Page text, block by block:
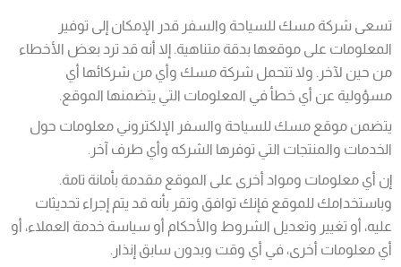
تسعى شركة مسك للسياحة والسفر قدر الإمكان إلى توفير
المعلومات على موقعها بدقة متناهية. إلا أنه قد ترد بعض الأخطاء
من حين لآخر. ولا تتحمل شركة مسك وأي من شركائها أي
مسؤولية عن أي خطأ في المعلومات التي يتضمنها الموقع.
يتضمن موقع مسك للسياحة والسفر الإلكتروني معلومات حول
الخدمات والمنتجات التي توفرها الشركه وأي طرف آخر.
إن أي معلومات ومواد أخرى على الموقع مقدمة بأمانة تامة.
وباستخدامك للموقع فإنك توافق وتقر بأنه قد يتم إجراء تحديثات
عليه، أو تغيير وتعديل الشروط والأحكام أو سياسة خدمة العملاء، أو
أي معلومات أخرى، في أي وقت وبدون سابق إنذار.